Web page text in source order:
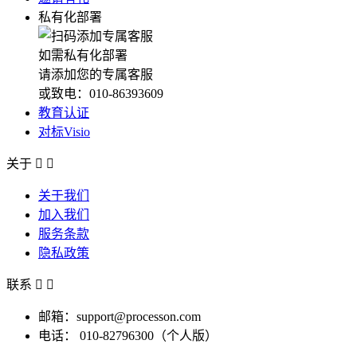
私有化部署
如需私有化部署
请添加您的专属客服
或致电：010-86393609
教育认证
对标Visio
关于  
关于我们
加入我们
服务条款
隐私政策
联系  
邮箱：support@processon.com
电话：
010-82796300（个人版）